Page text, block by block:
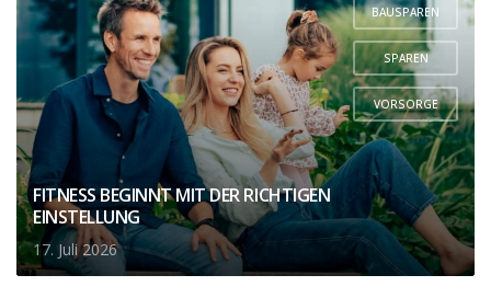
BAUSPAREN
,
SPAREN
,
VORSORGE
FITNESS BEGINNT MIT DER RICHTIGEN
EINSTELLUNG
17. Juli 2026